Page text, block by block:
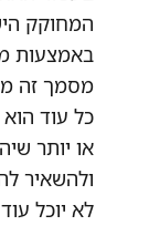
המחוקק
באמצעות
כל עוד
או יותר
ולהשאיר
לא יוכל